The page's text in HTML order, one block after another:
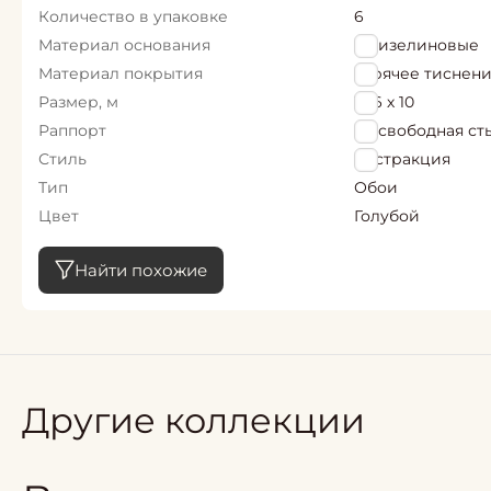
Количество в упаковке
6
Материал основания
Флизелиновые
Материал покрытия
горячее
Размер, м
1,06 х 10
Раппорт
64 свободная
Стиль
Абстракция
Тип
Обои
Цвет
Голубой
Найти похожие
Другие коллекции